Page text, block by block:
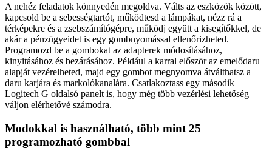
A nehéz feladatok könnyedén megoldva. Válts az eszközök között,
kapcsold be a sebességtartót, működtesd a lámpákat, nézz rá a
térképekre és a zsebszámítógépre, működj együtt a kisegítőkkel, de
akár a pénzügyeidet is egy gombnyomással ellenőrizheted.
Programozd be a gombokat az adapterek módosításához,
kinyitásához és bezárásához. Például a karral először az emelődaru
alapját vezérelheted, majd egy gombot megnyomva átválthatsz a
daru karjára és markolókanalára. Csatlakoztass egy második
Logitech G oldalsó panelt is, hogy még több vezérlési lehetőség
váljon elérhetővé számodra.
Modokkal is használható, több mint 25
programozható gombbal